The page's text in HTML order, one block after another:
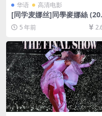
华语 高清电影
[同学麦娜丝]同學麥娜絲
0)[百度网盘+迅雷云盘资源
80P超清未删减][MP4/
[中文字幕]
5 年前